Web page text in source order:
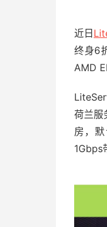
近日
终身6
AMD
荷兰服
房，
1Gbps